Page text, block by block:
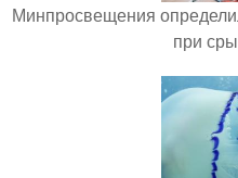
Минпросвещения
при